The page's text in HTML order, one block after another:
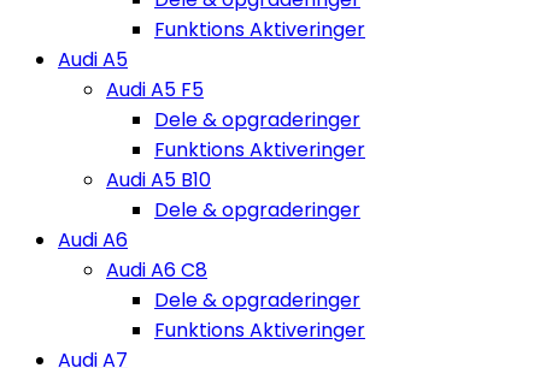
Funktions Aktiveringer
Audi A5
Audi A5 F5
Dele & opgraderinger
Funktions Aktiveringer
Audi A5 B10
Dele & opgraderinger
Audi A6
Audi A6 C8
Dele & opgraderinger
Funktions Aktiveringer
Audi A7